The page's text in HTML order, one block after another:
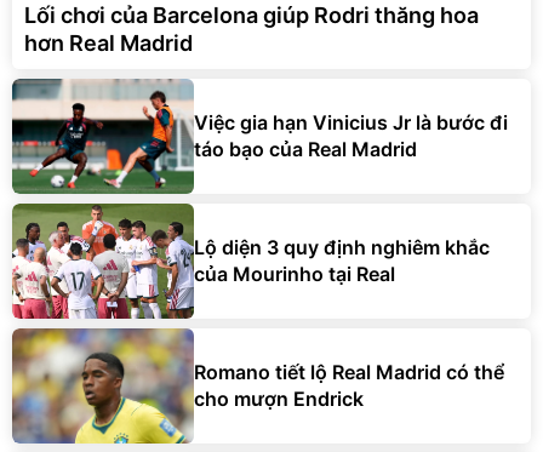
Lối chơi của Barcelona giúp Rodri thăng hoa
hơn Real Madrid
Việc gia hạn Vinicius Jr là bước đi
táo bạo của Real Madrid
Lộ diện 3 quy định nghiêm khắc
của Mourinho tại Real
Romano tiết lộ Real Madrid có thể
cho mượn Endrick